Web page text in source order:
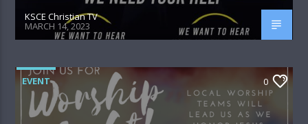
KSCE Christian TV
MARCH 14, 2023
EVENT 0